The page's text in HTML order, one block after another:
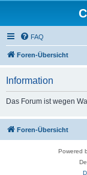
FAQ
Foren-Übersicht
Information
Das Forum ist wegen
Foren-Übersicht
Powered